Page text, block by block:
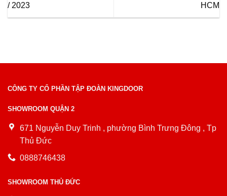
/ 2023
HCM
CÔNG TY CỔ PHẦN TẬP ĐOÀN KINGDOOR
SHOWROOM QUẬN 2
671 Nguyễn Duy Trinh , phường Bình Trưng Đông , Tp
Thủ Đức
0888746438
SHOWROOM THỦ ĐỨC